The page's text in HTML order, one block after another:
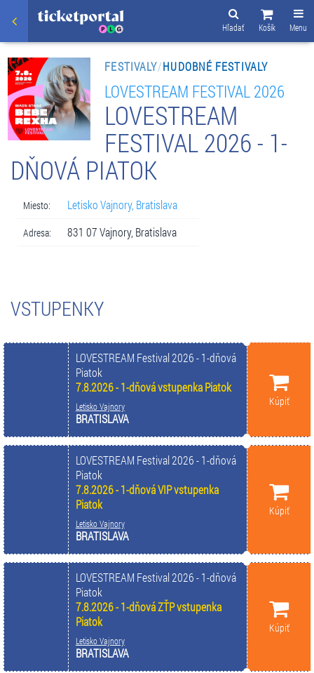
Menu
Košík
Hľadať
FESTIVALY/HUDOBNÉ FESTIVALY
LOVESTREAM FESTIVAL 2026
LOVESTREAM
FESTIVAL 2026 - 1-
DŇOVÁ PIATOK
Miesto: Letisko Vajnory, Bratislava
Adresa: 831 07 Vajnory, Bratislava
VSTUPENKY
LOVESTREAM Festival 2026 - 1-dňová
Piatok
7.8.2026 - 1-dňová vstupenka Piatok
Letisko Vajnory
BRATISLAVA
Kúpiť
LOVESTREAM Festival 2026 - 1-dňová
Piatok
7.8.2026 - 1-dňová VIP vstupenka
Piatok
Letisko Vajnory
BRATISLAVA
Kúpiť
LOVESTREAM Festival 2026 - 1-dňová
Piatok
7.8.2026 - 1-dňová ZŤP vstupenka
Piatok
Letisko Vajnory
BRATISLAVA
Kúpiť